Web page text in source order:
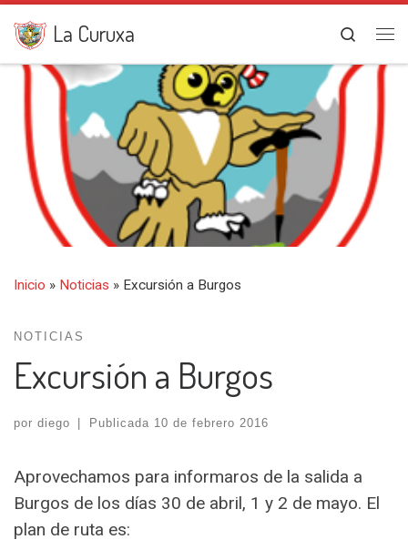
Saltar al contenido
La Curuxa
Search
Inicio » Noticias » Excursión a Burgos
NOTICIAS
Excursión a Burgos
por diego Publicada 10 de febrero 2016
Aprovechamos para informaros de la salida a
Burgos de los días 30 de abril, 1 y 2 de mayo. El
plan de ruta es: